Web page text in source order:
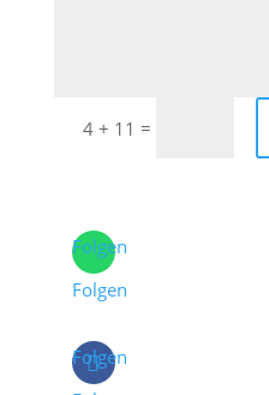
4 + 11 =
Folgen
Folgen
Folgen